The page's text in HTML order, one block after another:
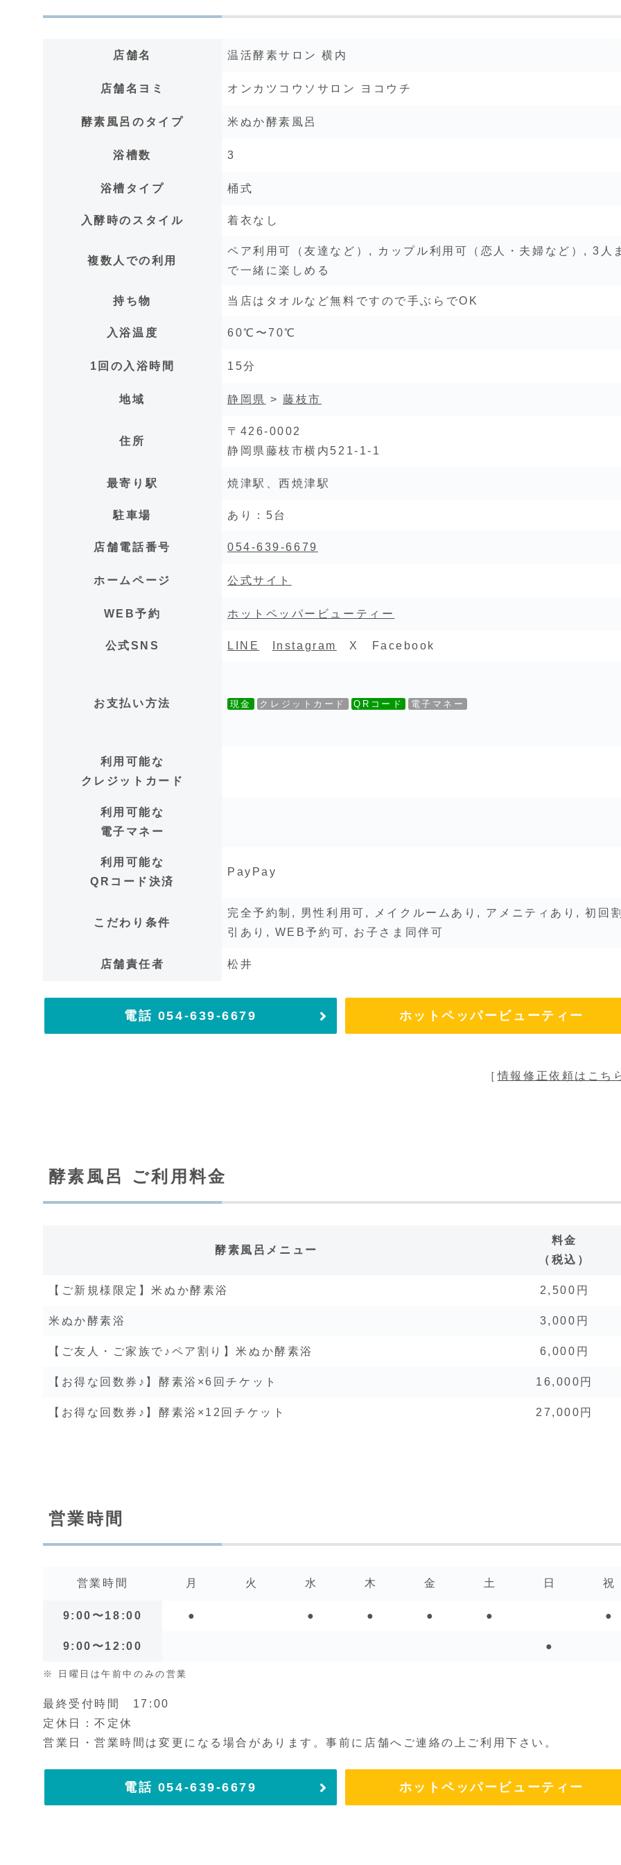
店舗名 温活酵素サロン 横内
店舗名ヨミ オンカツコウソサロン ヨコウチ
酵素風呂のタイプ 米ぬか酵素風呂
浴槽数 3
浴槽タイプ 桶式
入酵時のスタイル 着衣なし
複数人での利用
ペア利用可（友達など）, カップル利用可（恋人・夫婦など）, 3人
で一緒に楽しめる
持ち物 当店はタオルなど無料ですので手ぶらでOK
入浴温度 60℃〜70℃
1回の入浴時間 15分
地域 静岡県 >藤枝市
住所
〒426-0002
静岡県藤枝市横内521-1-1
最寄り駅 焼津駅、西焼津駅
駐車場 あり：5台
店舗電話番号 054-639-6679
ホームページ 公式サイト
WEB予約 ホットペッパービューティー
公式SNS LINE Instagram X Facebook
お支払い方法 現金 クレジットカード QRコード 電子マネー
利用可能な
クレジットカード
利用可能な
電子マネー
利用可能な
QRコード決済
PayPay
こだわり条件
完全予約制, 男性利用可, メイクルームあり, アメニティあり, 初回
引あり, WEB予約可, お子さま同伴可
店舗責任者 松井
電話 054-639-6679 ホットペッパービューティー
［情報修正依頼はこち
酵素風呂 ご利用料金
酵素風呂メニュー
料金
（税込）
【ご新規様限定】米ぬか酵素浴 2,500円
米ぬか酵素浴 3,000円
【ご友人・ご家族で♪ペア割り】米ぬか酵素浴 6,000円
【お得な回数券♪】酵素浴×6回チケット 16,000円
【お得な回数券♪】酵素浴×12回チケット 27,000円
営業時間
営業時間 月 火 水 木 金 土 日 祝
9:00〜18:00 ● ● ● ● ● ●
9:00〜12:00 ●
※ 日曜日は午前中のみの営業
最終受付時間 17:00
定休日：不定休
営業日・営業時間は変更になる場合があります。事前に店舗へご連絡の上ご利用下さい。
電話 054-639-6679 ホットペッパービューティー